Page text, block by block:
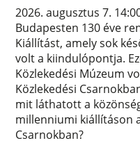
2026. augusztus 7.
Budapesten 130 éve
Kiállítást, amely sok
volt a kiindulópontja.
Közlekedési Múzeum
Közlekedési
mit láthatott a
millenniumi kiállításon
Csarnokban?